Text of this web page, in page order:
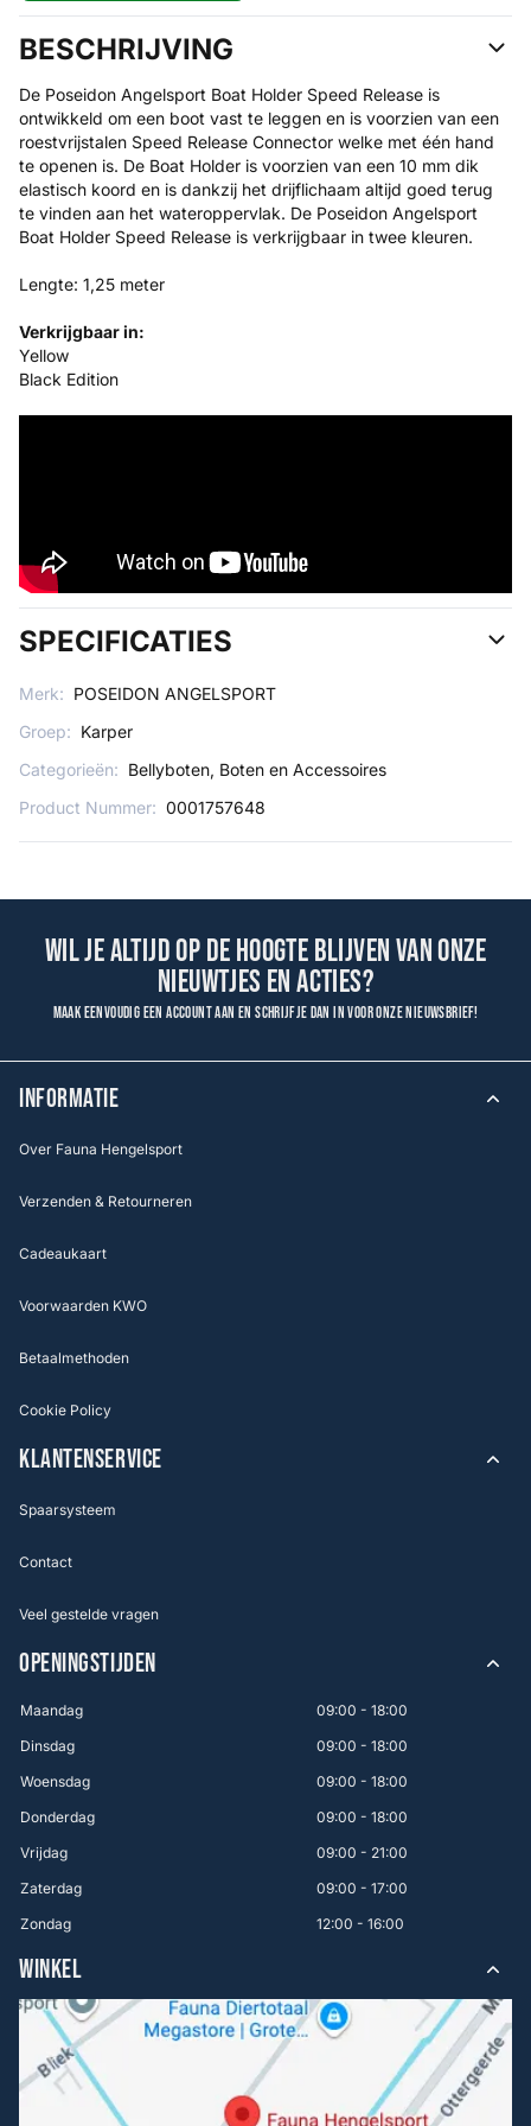
BESCHRIJVING
De Poseidon Angelsport Boat Holder Speed Release is
ontwikkeld om een boot vast te leggen en is voorzien van een
roestvrijstalen Speed Release Connector welke met één hand
te openen is. De Boat Holder is voorzien van een 10 mm dik
elastisch koord en is dankzij het drijflichaam altijd goed terug
te vinden aan het wateroppervlak. De Poseidon Angelsport
Boat Holder Speed Release is verkrijgbaar in twee kleuren.
Lengte: 1,25 meter
Verkrijgbaar in:
Yellow
Black Edition
SPECIFICATIES
Merk: POSEIDON ANGELSPORT
Groep: Karper
Categorieën: Bellyboten, Boten en Accessoires
Product Nummer: 0001757648
Wil je altijd op de hoogte blijven van onze
nieuwtjes en acties?
Maak eenvoudig een account aan en schrijf je dan in voor onze nieuwsbrief!
INFORMATIE
Over Fauna Hengelsport
Verzenden & Retourneren
Cadeaukaart
Voorwaarden KWO
Betaalmethoden
Cookie Policy
KLANTENSERVICE
Spaarsysteem
Contact
Veel gestelde vragen
OPENINGSTIJDEN
Maandag
09:00 - 18:00
Dinsdag
09:00 - 18:00
Woensdag
09:00 - 18:00
Donderdag
09:00 - 18:00
Vrijdag
09:00 - 21:00
Zaterdag
09:00 - 17:00
Zondag
12:00 - 16:00
WINKEL